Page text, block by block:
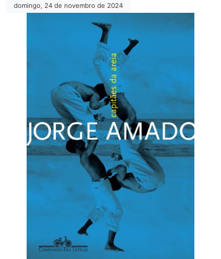
domingo, 24 de novembro de 2024